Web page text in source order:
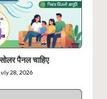
पैनल चाहिए
28, 2026